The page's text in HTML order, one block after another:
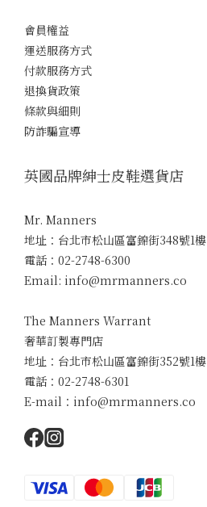
會員權益
運送服務方式
付款服務方式
退換貨政策
條款與細則
防詐騙宣導
英國品牌紳士皮鞋選貨店
Mr. Manners
地址：台北市松山區富錦街348號1樓
電話：02-2748-6300
Email: info@mrmanners.co
The Manners Warrant
奢華訂製專門店
地址：台北市松山區富錦街352號1樓
電話：02-2748-6301
E-mail：info@mrmanners.co